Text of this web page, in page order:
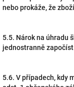
nebo prokáže, že
5.5. Nárok na úhradu
jednostranně
5.6. V případech, kdy